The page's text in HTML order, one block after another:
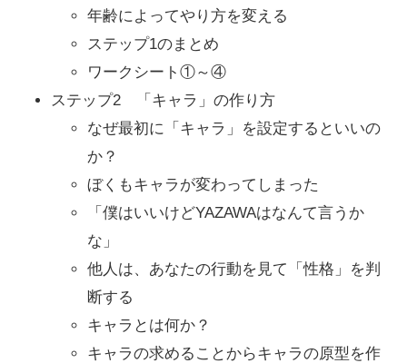
年齢によってやり方を変える
ステップ1のまとめ
ワークシート①～④
ステップ2 「キャラ」の作り方
なぜ最初に「キャラ」を設定するといいの
か？
ぼくもキャラが変わってしまった
「僕はいいけどYAZAWAはなんて言うか
な」
他人は、あなたの行動を見て「性格」を判
断する
キャラとは何か？
キャラの求めることからキャラの原型を作